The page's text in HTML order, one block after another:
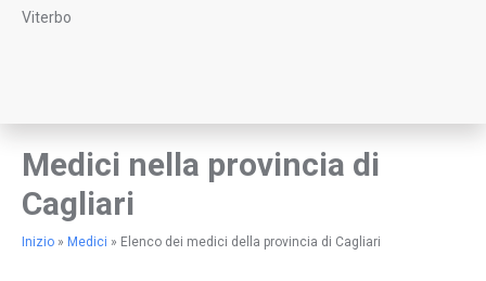
Viterbo
Medici nella provincia di
Cagliari
Inizio » Medici » Elenco dei medici della provincia di Cagliari